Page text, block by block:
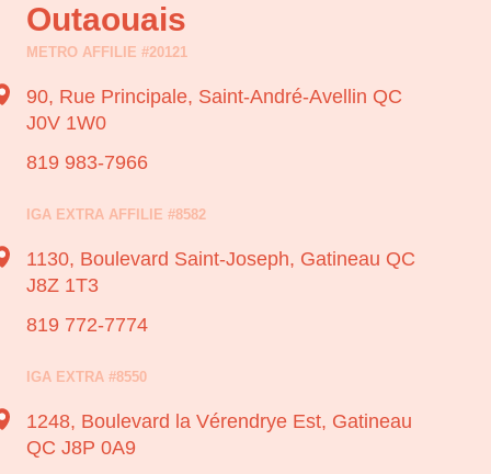
Outaouais
METRO AFFILIE #20121
90, Rue Principale, Saint-André-Avellin QC
J0V 1W0
819 983-7966
IGA EXTRA AFFILIE #8582
1130, Boulevard Saint-Joseph, Gatineau QC
J8Z 1T3
819 772-7774
IGA EXTRA #8550
1248, Boulevard la Vérendrye Est, Gatineau
QC J8P 0A9